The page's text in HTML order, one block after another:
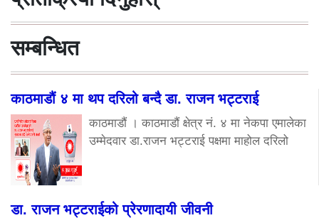
सम्बन्धित
काठमाडौं ४ मा थप दरिलो बन्दै डा. राजन भट्टराई
काठमाडौं । काठमाडौं क्षेत्र नं. ४ मा नेकपा एमालेका
उम्मेदवार डा.राजन भट्टराई पक्षमा माहोल दरिलो
डा. राजन भट्टराईको प्रेरणादायी जीवनी